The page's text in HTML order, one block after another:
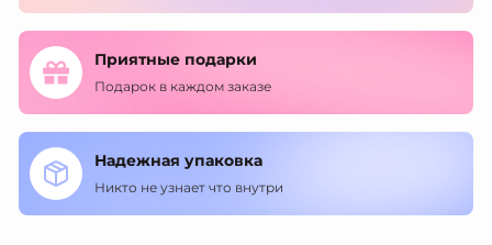
Приятные подарки
Подарок в каждом заказе
Надежная упаковка
Никто не узнает что внутри